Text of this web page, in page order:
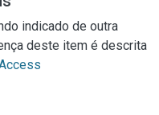
indicado de outra
deste item é descrita